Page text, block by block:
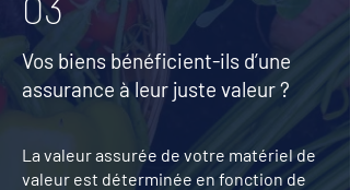
Vos biens bénéficient-ils d’une
assurance à leur juste valeur ?
La valeur assurée de votre matériel de
valeur est déterminée en fonction de